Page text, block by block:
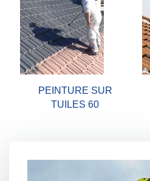
PEINTURE SUR
TUILES 60